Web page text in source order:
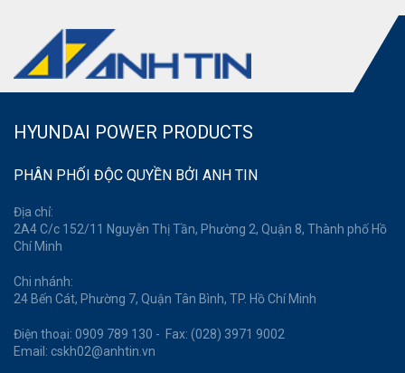
HYUNDAI POWER PRODUCTS
PHÂN PHỐI ĐỘC QUYỀN BỞI ANH TIN
Địa chỉ:
2A4 C/c 152/11 Nguyễn Thị Tần, Phường 2, Quận 8, Thành phố Hồ
Chí Minh
Chi nhánh:
24 Bến Cát, Phường 7, Quận Tân Bình, TP. Hồ Chí Minh
Điện thoại: 0909 789 130 - Fax: (028) 3971 9002
Email: cskh02@anhtin.vn